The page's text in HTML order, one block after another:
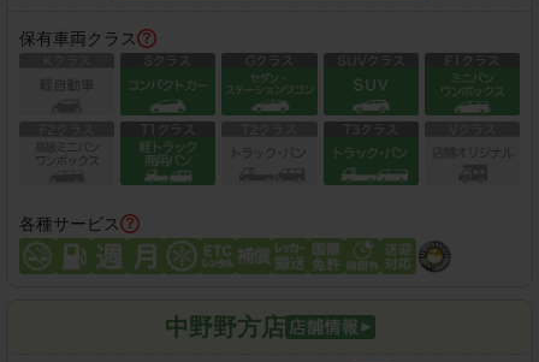
保有車両クラス
各種サービス
中野野方店